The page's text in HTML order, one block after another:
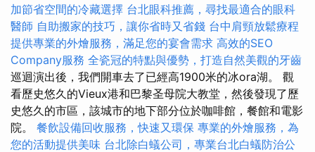
加節省空間的冷藏選擇 台北眼科推薦，尋找最適合的眼科
醫師 自助搬家的技巧，讓你省時又省錢 台中肩頸放鬆療程
提供專業的外燴服務，滿足您的宴會需求 高效的SEO
Company服務 全瓷冠的特點與優勢，打造自然美觀的牙齒
巡迴演出後，我們開車去了已經高1900米的冰ora湖。 觀
看歷史悠久的Vieux港和巴黎圣母院大教堂，然後發現了歷
史悠久的市區，該城市的地下部分位於咖啡館，餐館和電影
院。 餐飲設備回收服務，快速又環保 專業的外燴服務，為
您的活動提供美味 台北除白蟻公司，專業台北白蟻防治公